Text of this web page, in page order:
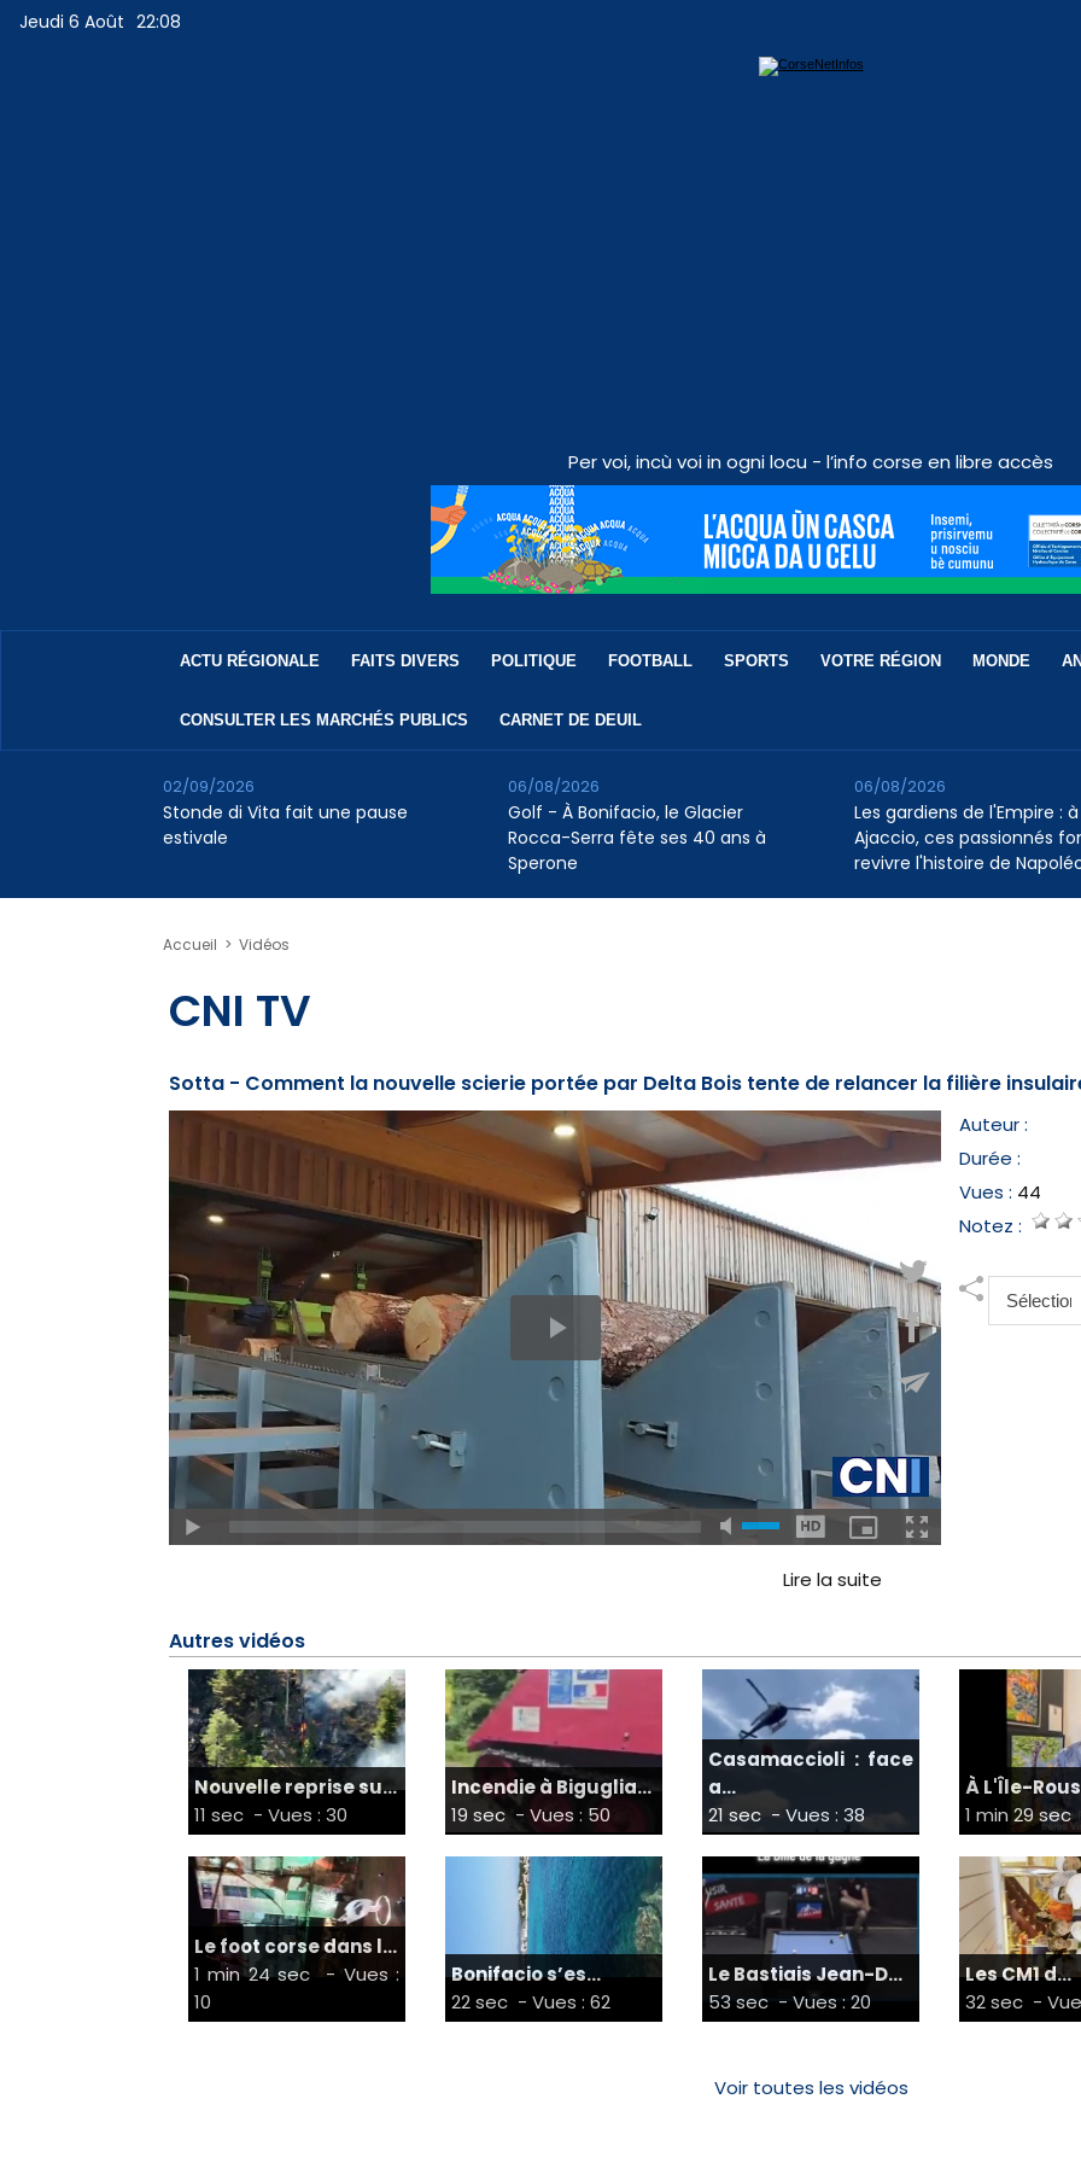
Jeudi 6 Août 22:08
Per voi, incù voi in ogni locu - l’info corse en libre accès
ACTU RÉGIONALE FAITS DIVERS POLITIQUE FOOTBALL SPORTS VOTRE RÉGION MONDE
CONSULTER LES MARCHÉS PUBLICS CARNET DE DEUIL
Stonde di Vita fait une pause
estivale
02/09/2026
Golf - À Bonifacio, le Glacier
Rocca-Serra fête ses 40 ans à
Sperone
06/08/2026
Les gardiens de l'Empire : à
Ajaccio, ces passionnés
revivre l'histoire de
06/08/2026
Accueil > Vidéos
CNI TV
Sotta - Comment la nouvelle scierie portée par Delta Bois tente de relancer la filière
Auteur :
Durée :
Vues : 44
Notez :
Lire la suite
Autres vidéos
Nouvelle reprise su...
11 sec - Vues : 30
Incendie à Biguglia...
19 sec - Vues : 50
Casamaccioli : face
a...
21 sec - Vues : 38
À L'Île-
1 min 29 sec
Le foot corse dans l...
1 min 24 sec - Vues :
10
Bonifacio s’es...
22 sec - Vues : 62
Le Bastiais Jean-D...
53 sec - Vues : 20
Les CM1 d...
32 sec -
Voir toutes les vidéos